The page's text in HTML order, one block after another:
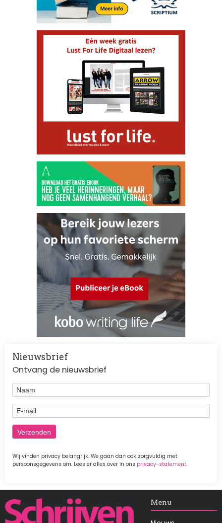
Nieuwsbrief
Ontvang de nieuwsbrief
Naam
E-mail
Wij vinden privacy belangrijk. We gaan dan ook zorgvuldig met
persoonsgegevens om. Lees er alles over in ons privacy-statement.
Afbeelding Menu